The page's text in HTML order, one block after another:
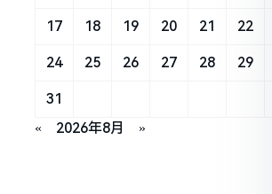
« 2026年8月 »
17 18 19 20 21 22
24 25 26 27 28 29
31